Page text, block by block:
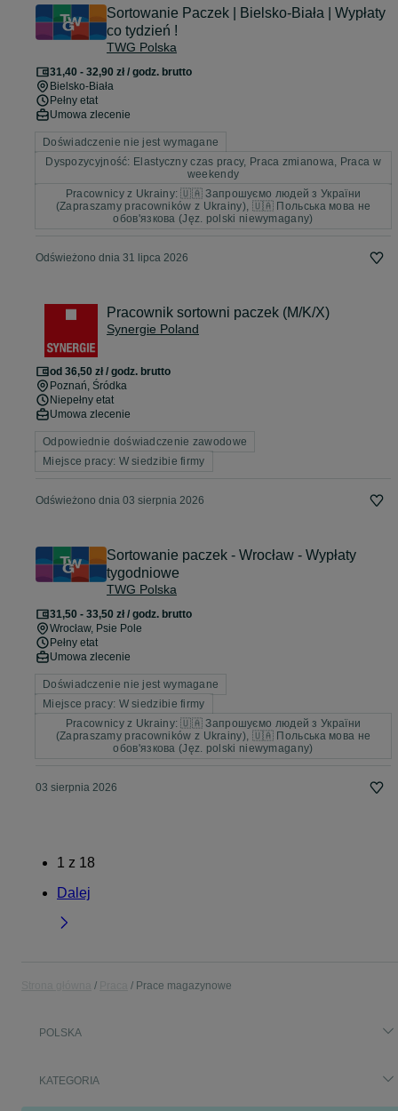
Sortowanie Paczek | Bielsko-Biała | Wypłaty
co tydzień !
TWG Polska
31,40 - 32,90 zł / godz. brutto
Bielsko-Biała
Pełny etat
Umowa zlecenie
Doświadczenie nie jest wymagane
Dyspozycyjność: Elastyczny czas pracy, Praca zmianowa, Praca w
weekendy
Pracownicy z Ukrainy: 🇺🇦 Запрошуємо людей з України
(Zapraszamy pracowników z Ukrainy), 🇺🇦 Польська мова не
обов'язкова (Jęz. polski niewymagany)
Odświeżono dnia 31 lipca 2026
Pracownik sortowni paczek (M/K/X)
Synergie Poland
od 36,50 zł / godz. brutto
Poznań, Śródka
Niepełny etat
Umowa zlecenie
Odpowiednie doświadczenie zawodowe
Miejsce pracy: W siedzibie firmy
Odświeżono dnia 03 sierpnia 2026
Sortowanie paczek - Wrocław - Wypłaty
tygodniowe
TWG Polska
31,50 - 33,50 zł / godz. brutto
Wrocław, Psie Pole
Pełny etat
Umowa zlecenie
Doświadczenie nie jest wymagane
Miejsce pracy: W siedzibie firmy
Pracownicy z Ukrainy: 🇺🇦 Запрошуємо людей з України
(Zapraszamy pracowników z Ukrainy), 🇺🇦 Польська мова не
обов'язкова (Jęz. polski niewymagany)
03 sierpnia 2026
1 z 18
Dalej
Prace magazynowe
POLSKA
KATEGORIA